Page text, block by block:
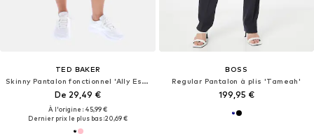
TED BAKER
Skinny Pantalon fonctionnel 'Ally Essentials'
De 29,49 €
À l'origine : 45,99 €
Dernier prix le plus bas :20,69 €
BOSS
Regular Pantalon à plis 'Tameah'
199,95 €